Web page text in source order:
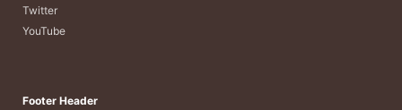
Twitter
YouTube
Footer Header